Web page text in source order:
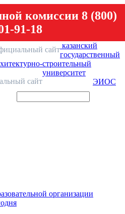
комиссии 8 (800)
91-18
сайт казанский
государственный
строительный
университет
сайт ЭИОС
организации